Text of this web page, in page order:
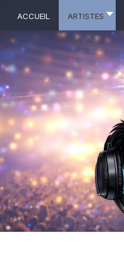
ACCUEIL ARTISTES